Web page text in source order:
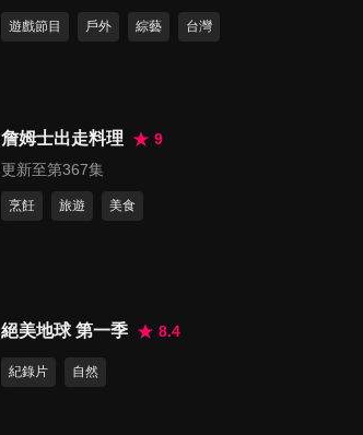
48分鐘
第71集 最聰明的律師1
48
分鐘
遊戲節目 戶外 綜藝 台灣
詹姆士出走料理
9
更新至第367集
烹飪 旅遊 美食
絕美地球 第一季 8.4
紀錄片 自然